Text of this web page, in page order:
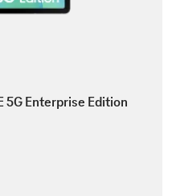
5G Enterprise Edition